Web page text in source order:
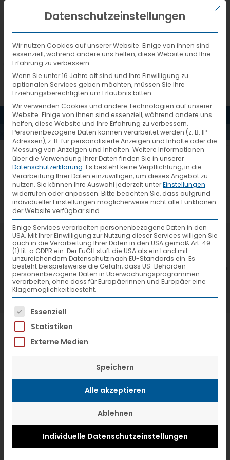
DEUTSCH
MENÜ
7. Juli 2026
VTL hat neuen Aufsichtsrat gewählt
Mit
Datenschutzeinstellungen
Wir nutzen Cookies auf unserer Website. Einige von ihnen sind
essenziell, während andere uns helfen, diese Website und Ihre
Erfahrung zu verbessern.
Wenn Sie unter 16 Jahre alt sind und Ihre Einwilligung zu
optionalen Services geben möchten, müssen Sie Ihre
Erziehungsberechtigten um Erlaubnis bitten.
Wir verwenden Cookies und andere Technologien auf unserer
Website. Einige von ihnen sind essenziell, während andere uns
helfen, diese Website und Ihre Erfahrung zu verbessern.
Personenbezogene Daten können verarbeitet werden (z. B. IP-
Adressen), z. B. für personalisierte Anzeigen und Inhalte oder die
Messung von Anzeigen und Inhalten. Weitere Informationen
über die Verwendung Ihrer Daten finden Sie in unserer
Datenschutzerklärung. Es besteht keine Verpflichtung, in die
Verarbeitung Ihrer Daten einzuwilligen, um dieses Angebot zu
nutzen. Sie können Ihre Auswahl jederzeit unterEinstellungen
widerrufen oder anpassen. Bitte beachten Sie, dass aufgrund
individueller Einstellungen möglicherweise nicht alle Funktionen
der Website verfügbar sind.
Einige Services verarbeiten personenbezogene Daten in den
USA. Mit Ihrer Einwilligung zur Nutzung dieser Services willigen Sie
auch in die Verarbeitung Ihrer Daten in den USA gemäß Art. 49
(1) lit. a GDPR ein. Der EuGH stuft die USA als ein Land mit
unzureichendem Datenschutz nach EU-Standards ein. Es
besteht beispielsweise die Gefahr, dass US-Behörden
personenbezogene Daten in Überwachungsprogrammen
verarbeiten, ohne dass für Europäerinnen und Europäer eine
Klagemöglichkeit besteht.
Es folgt eine Liste der Service-Gruppen,
Essenziell
Statistiken
Externe Medien
Speichern
Alle akzeptieren
Ablehnen
Individuelle Datenschutzeinstellungen